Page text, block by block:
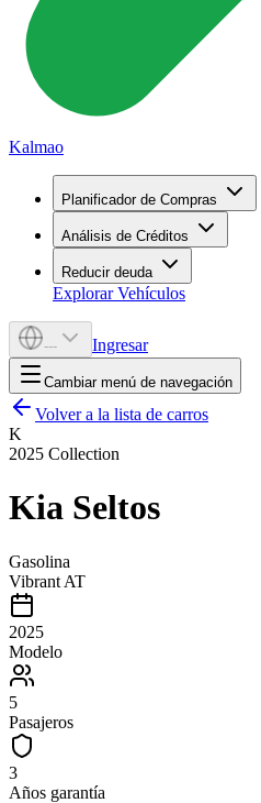
Kalmao
Planificador de Compras
Análisis de Créditos
Reducir deuda
Explorar Vehículos
--- Ingresar
Cambiar menú de navegación
Volver a la lista de carros
K
2025 Collection
Kia Seltos
Gasolina
Vibrant AT
2025
Modelo
5
Pasajeros
3
Años garantía